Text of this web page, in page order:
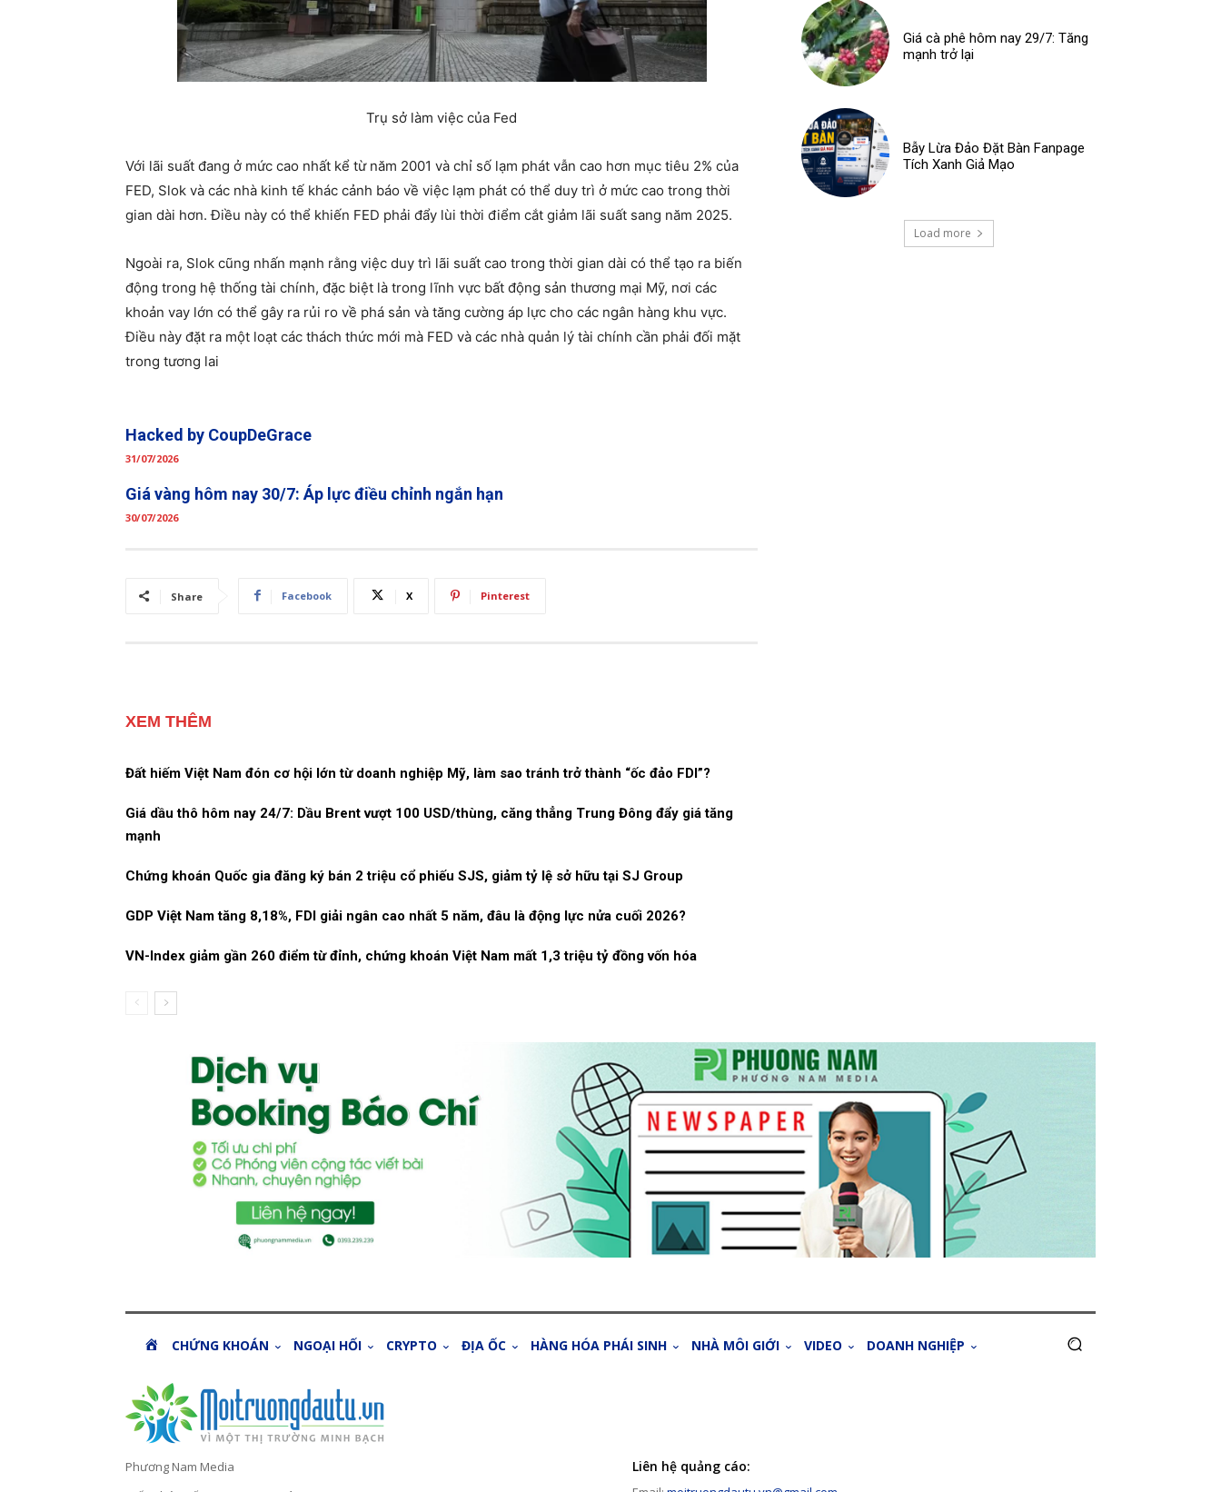
Trụ sở làm việc của Fed
Với lãi suất đang ở mức cao nhất kể từ năm 2001 và chỉ số lạm phát vẫn cao hơn mục tiêu 2% của
FED, Slok và các nhà kinh tế khác cảnh báo về việc lạm phát có thể duy trì ở mức cao trong thời
gian dài hơn. Điều này có thể khiến FED phải đẩy lùi thời điểm cắt giảm lãi suất sang năm 2025.
Ngoài ra, Slok cũng nhấn mạnh rằng việc duy trì lãi suất cao trong thời gian dài có thể tạo ra biến
động trong hệ thống tài chính, đặc biệt là trong lĩnh vực bất động sản thương mại Mỹ, nơi các
khoản vay lớn có thể gây ra rủi ro về phá sản và tăng cường áp lực cho các ngân hàng khu vực.
Điều này đặt ra một loạt các thách thức mới mà FED và các nhà quản lý tài chính cần phải đối mặt
trong tương lai
Hacked by CoupDeGrace
31/07/2026
Giá vàng hôm nay 30/7: Áp lực điều chỉnh ngắn hạn
30/07/2026
Share Facebook X Pinterest
XEM THÊM
Đất hiếm Việt Nam đón cơ hội lớn từ doanh nghiệp Mỹ, làm sao tránh trở thành “ốc đảo FDI”?
Giá dầu thô hôm nay 24/7: Dầu Brent vượt 100 USD/thùng, căng thẳng Trung Đông đẩy giá tăng
mạnh
Chứng khoán Quốc gia đăng ký bán 2 triệu cổ phiếu SJS, giảm tỷ lệ sở hữu tại SJ Group
GDP Việt Nam tăng 8,18%, FDI giải ngân cao nhất 5 năm, đâu là động lực nửa cuối 2026?
VN-Index giảm gần 260 điểm từ đỉnh, chứng khoán Việt Nam mất 1,3 triệu tỷ đồng vốn hóa
Giá cà phê hôm nay 29/7: Tăng
mạnh trở lại
Bẫy Lừa Đảo Đặt Bàn Fanpage
Tích Xanh Giả Mạo
Load more
M
E
CHỨNG KHOÁN NGOẠI HỐI CRYPTO ĐỊA ỐC HÀNG HÓA PHÁI SINH NHÀ MÔI GIỚI VIDEO DOANH NGHIỆP
Phương Nam Media
Liên hệ quảng cáo: